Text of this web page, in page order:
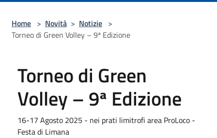
Home > Novità > Notizie >
Torneo di Green Volley – 9ª Edizione
Torneo di Green
Volley – 9ª Edizione
16-17 Agosto 2025 - nei prati limitrofi area ProLoco -
Festa di Limana